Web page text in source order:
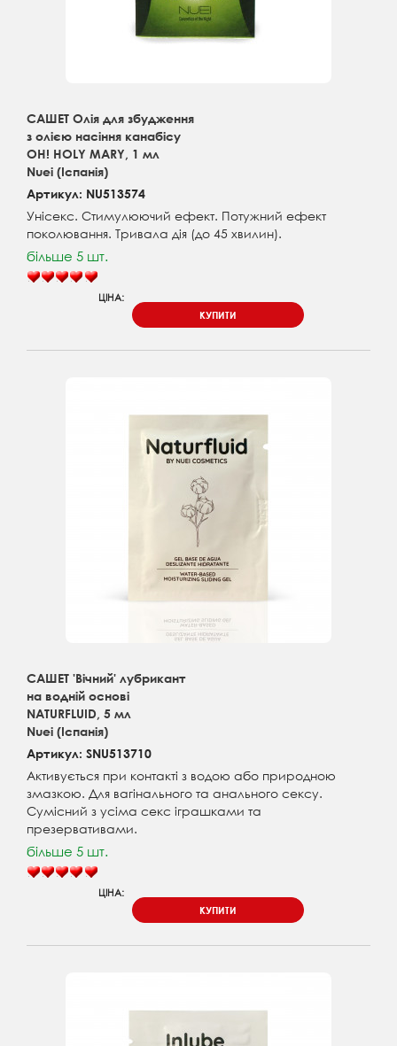
САШЕТ Олія для збудження
з олією насіння канабісу
OH! HOLY MARY, 1 мл
Nuei (Іспанія)
Артикул: NU513574
Унісекс. Стимулюючий ефект. Потужний ефект
поколювання. Тривала дія (до 45 хвилин).
більше 5 шт.
ЦІНА:
КУПИТИ
САШЕТ 'Вічний' лубрикант
на водній основі
NATURFLUID, 5 мл
Nuei (Іспанія)
Артикул: SNU513710
Активується при контакті з водою або природною
змазкою. Для вагінального та анального сексу.
Сумісний з усіма секс іграшками та
презервативами.
більше 5 шт.
ЦІНА:
КУПИТИ